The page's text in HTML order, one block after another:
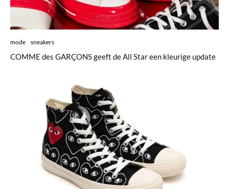
mode sneakers
COMME des GARÇONS geeft de All Star een kleurige update